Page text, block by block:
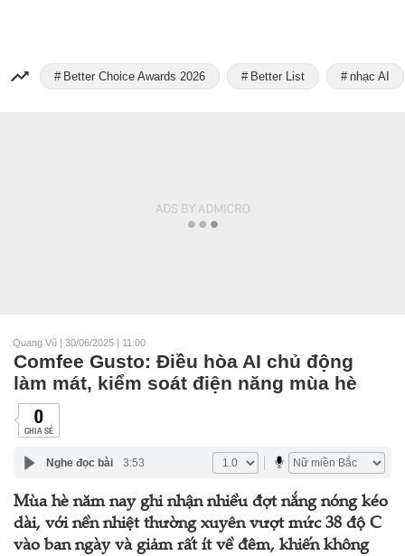
Better Choice Awards 2026 Better List nhạc AI
Quang Vũ | 30/06/2025 | 11:00
Comfee Gusto: Điều hòa AI chủ động
làm mát, kiểm soát điện năng mùa hè
0
CHIA SẺ
Nghe đọc bài 3:53
Mùa hè năm nay ghi nhận nhiều đợt nắng nóng kéo
dài, với nền nhiệt thường xuyên vượt mức 38 độ C
vào ban ngày và giảm rất ít về đêm, khiến không